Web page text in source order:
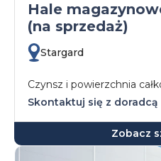
Hale
(na sprzedaż)
Stargard
Czynsz i powierzchnia
Skontaktuj się z doradcą
Zobacz